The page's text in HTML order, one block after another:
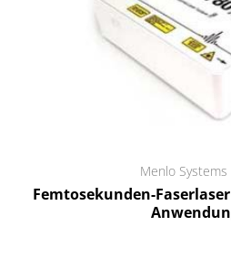
Menlo Systems
Femtosekunden-